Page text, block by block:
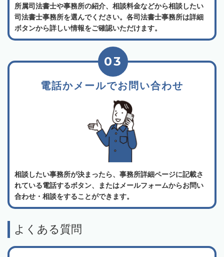
所属司法書士や事務所の紹介、相談料金などから相談したい
司法書士事務所を選んでください。各司法書士事務所は詳細
ボタンから詳しい情報をご確認いただけます。
電話かメールでお問い合わせ
03
相談したい事務所が決まったら、事務所詳細ページに記載さ
れている電話するボタン、またはメールフォームからお問い
合わせ・相談をすることができます。
よくある質問